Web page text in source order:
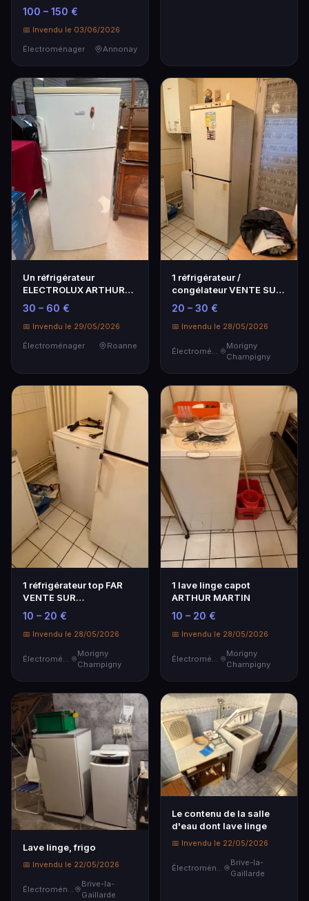
lisseur et ses usten…
100 – 150 €
📅 Invendu le 03/06/2026
Électroménager
Annonay
Un réfrigérateur
ELECTROLUX ARTHUR
MARTIN
30 – 60 €
📅 Invendu le 29/05/2026
Électroménager
Roanne
1 réfrigérateur /
congélateur VENTE SUR
DESIGNATION SE
TROUV…
20 – 30 €
📅 Invendu le 28/05/2026
Électroménager
Morigny
Champigny
1 réfrigérateur top FAR
VENTE SUR
DESIGNATION SE
TROUVANT A …
10 – 20 €
📅 Invendu le 28/05/2026
Électroménager
Morigny
Champigny
1 lave linge capot
ARTHUR MARTIN
10 – 20 €
📅 Invendu le 28/05/2026
Électroménager
Morigny
Champigny
Lave linge, frigo
📅 Invendu le 22/05/2026
Électroménager
Brive-la-
Gaillarde
Le contenu de la salle
d'eau dont lave linge
📅 Invendu le 22/05/2026
Brive-la-
Gaillarde